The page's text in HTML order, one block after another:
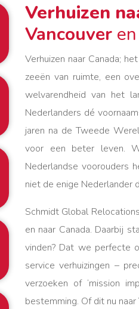
Verhuizen
Vancouveren
Verhuizen naar Canada;
zeeën van ruimte, een
welvarendheid van het
Nederlanders dé
jaren na de Tweede
voor een beter leven.
Nederlandse voorouders
niet de enige Nederlander
Schmidt Global
en naar Canada. Daarbij
vinden? Dat we perfecte
service verhuizingen –
verzoeken of ‘mission
bestemming. Of dit nu naar